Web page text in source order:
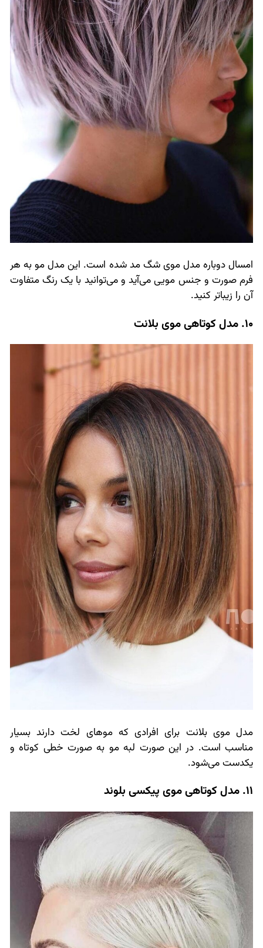
امسال دوباره مدل موی شگ مد شده است. این مدل مو به هر
فرم صورت و جنس مویی می‌آید و می‌توانید با یک رنگ متفاوت
آن را زیباتر کنید.
10. مدل کوتاهی موی بلانت
مدل موی بلانت برای افرادی که موهای لخت دارند بسیار
مناسب است. در این صورت لبه مو به صورت خطی کوتاه و
یکدست می‌شود.
11. مدل کوتاهی موی پیکسی بلوند